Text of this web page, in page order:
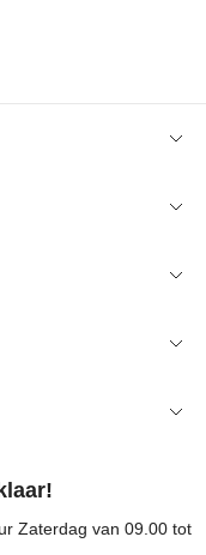
Zaterdag van 09.00 tot